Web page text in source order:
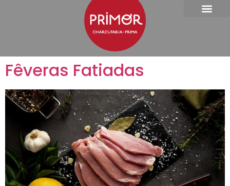
Fêveras Fatiadas